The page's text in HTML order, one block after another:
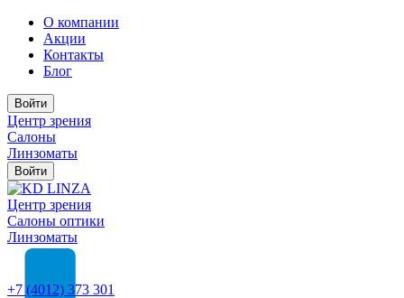
О компании
Акции
Контакты
Блог
Войти
Центр зрения
Салоны
Линзоматы
Войти
Центр зрения
Cалоны оптики
Линзоматы
+7 (4012) 373 301